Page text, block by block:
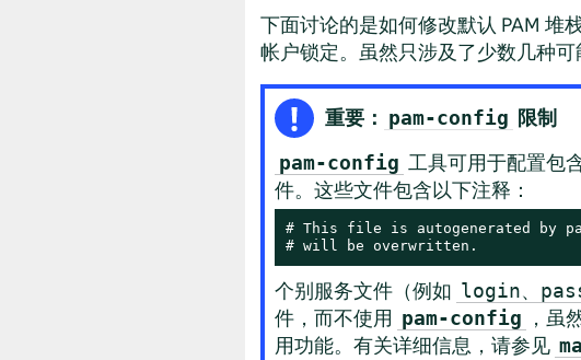
下面讨论的是如何修改默认 PAM 堆
帐户锁定。虽然只涉及了少数几种可
重要： pam-config 限制
pam-config 工具可用于配置包
件。这些文件包含以下注释：
# This file is autogenerated by
# will be overwritten.
个别服务文件（例如 login、
件，而不使用 pam-config ，虽
用功能。有关详细信息，请参见